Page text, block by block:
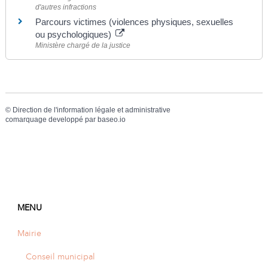
d'autres infractions
Parcours victimes (violences physiques, sexuelles
ou psychologiques)
Ministère chargé de la justice
© Direction de l'information légale et administrative
comarquage developpé par baseo.io
MENU
Mairie
Conseil municipal